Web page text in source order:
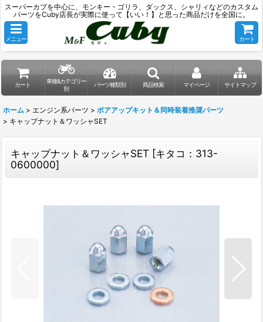
スーパーカブを中心に、モンキー・ゴリラ、ダックス、シャリィなどのカスタム
パーツをCuby店長が実際に使って【いい！】と思った商品だけを全国に。
メニュー カート
カート
車種&カテゴリー
別
パーツ種類別 商品検索 マイページ サイトマップ
ホーム > エンジン系パーツ > ボアアップキット＆同時装着推奨パーツ
> キャップナット＆ワッシャSET
キャップナット＆ワッシャSET [キタコ：313-
0600000]